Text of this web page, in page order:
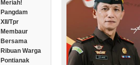
Meriah!
Pangdam
XII/Tpr
Membaur
Bersama
Ribuan Warga
Pontianak